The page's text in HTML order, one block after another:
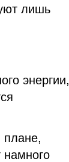
лишь
энергии,
плане,
намного